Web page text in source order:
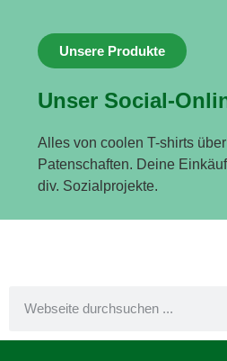
Unsere Produkte
Unser Social-
Alles von coolen T-shirts
Patenschaften. Deine
div. Sozialprojekte.